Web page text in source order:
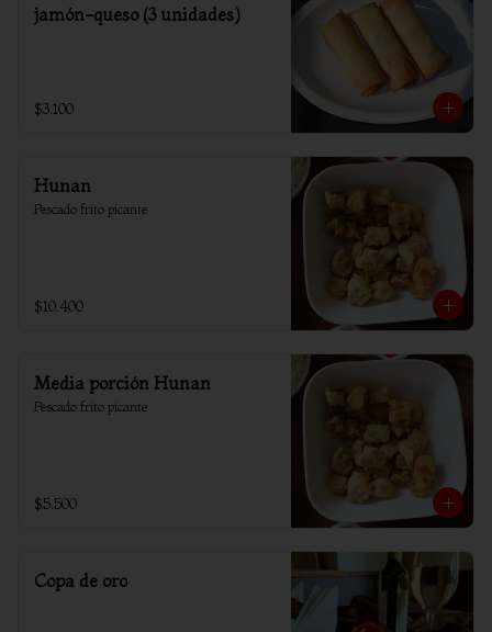
jamón-queso (3 unidades)
$3.100
Hunan
Pescado frito picante
$10.400
Media porción Hunan
Pescado frito picante
$5.500
Copa de oro